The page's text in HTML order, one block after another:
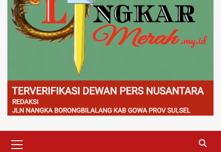
Menu